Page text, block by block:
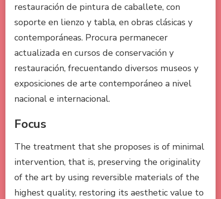
restauración de pintura de caballete, con
soporte en lienzo y tabla, en obras clásicas y
contemporáneas. Procura permanecer
actualizada en cursos de conservación y
restauración, frecuentando diversos museos y
exposiciones de arte contemporáneo a nivel
nacional e internacional.
Focus
The treatment that she proposes is of minimal
intervention, that is, preserving the originality
of the art by using reversible materials of the
highest quality, restoring its aesthetic value to